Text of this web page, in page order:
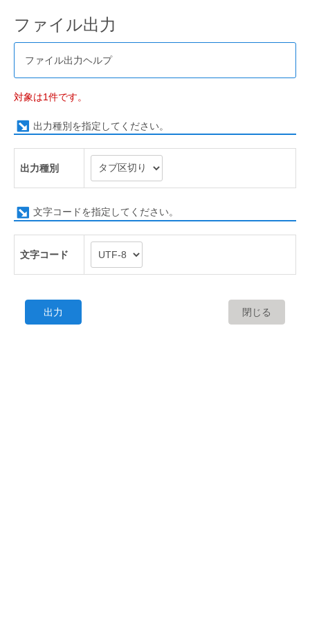
ファイル出力
ファイル出力ヘルプ
対象は1件です。
出力種別を指定してください。
出力種別
文字コードを指定してください。
文字コード